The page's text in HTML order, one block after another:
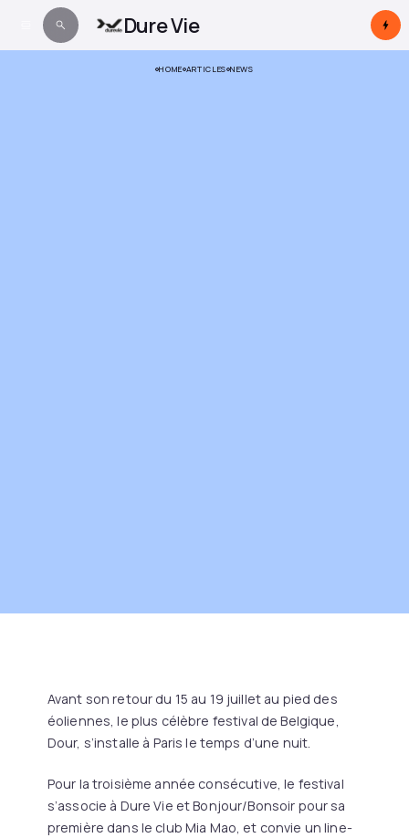
Dure Vie
HOME ARTICLES NEWS
Avant son retour du 15 au 19 juillet au pied des
éoliennes, le plus célèbre festival de Belgique,
Dour, s’installe à Paris le temps d’une nuit.
Pour la troisième année consécutive, le festival
s’associe à Dure Vie et Bonjour/Bonsoir pour sa
première dans le club Mia Mao, et convie un line-